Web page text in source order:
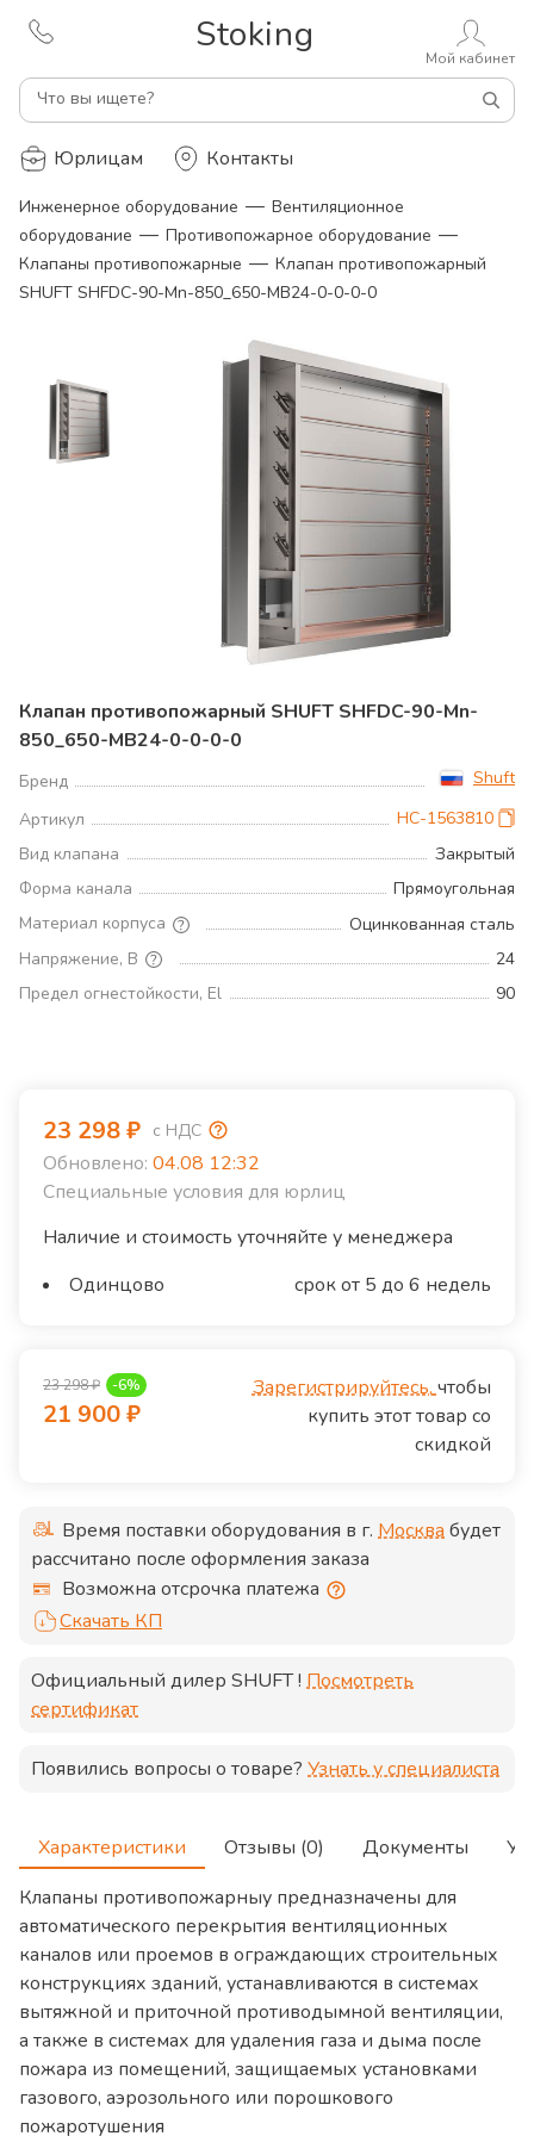
Stoking
Что вы ищете?
Мой кабинет
Юрлицам Контакты
Инженерное оборудование — Вентиляционное
оборудование — Противопожарное оборудование —
Клапаны противопожарные — Клапан противопожарный
SHUFT SHFDC-90-Mn-850_650-MB24-0-0-0-0
Клапан противопожарный SHUFT SHFDC-90-Mn-
850_650-MB24-0-0-0-0
Бренд
Shuft
Артикул
НС-1563810
Вид клапана
Закрытый
Форма канала
Прямоугольная
Материал корпуса
Оцинкованная сталь
Напряжение, В
24
Предел огнестойкости, El
90
23 298₽ с НДС
Обновлено: 04.08 12:32
Специальные условия для юрлиц
Наличие и стоимость уточняйте у менеджера
Одинцово
срок от 5 до 6 недель
23 298₽ -6%
21 900₽
Зарегистрируйтесь,чтобы
купить этот товар со
скидкой
Время поставки оборудования в г. Москвабудет
рассчитано после оформления заказа
Возможна отсрочка платежа
Скачать КП
Официальный дилер SHUFT! Посмотреть
сертификат
Появились вопросы о товаре? Узнать у специалиста
Характеристики Отзывы (0) Документы
Клапаны противопожарныу предназначены для
автоматического перекрытия вентиляционных
каналов или проемов в ограждающих строительных
конструкциях зданий, устанавливаются в системах
вытяжной и приточной противодымной вентиляции,
а также в системах для удаления газа и дыма после
пожара из помещений, защищаемых установками
газового, аэрозольного или порошкового
пожаротушения